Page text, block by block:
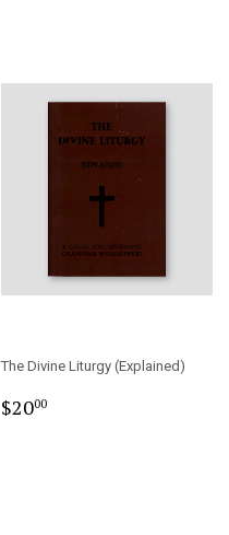
The Divine Liturgy (Explained)
Regular
$2000